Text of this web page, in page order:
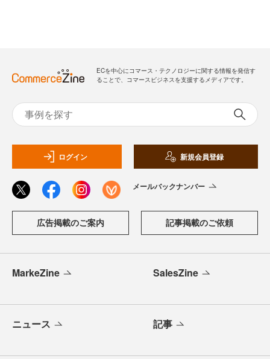
ECを中心にコマース・テクノロジーに関する情報を発信す
ることで、コマースビジネスを支援するメディアです。
ログイン 新規会員登録
メールバックナンバー
広告掲載のご案内 記事掲載のご依頼
MarkeZine SalesZine
ニュース 記事